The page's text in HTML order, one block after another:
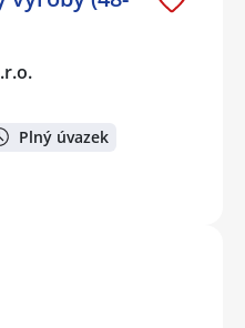
Plný úvazek